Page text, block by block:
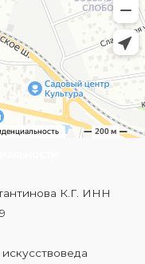
К.Г. ИНН